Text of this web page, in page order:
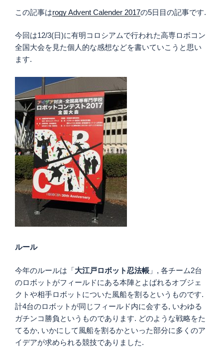
この記事はrogy Advent Calender 2017の5日目の記事です.
今回は12/3(日)に有明コロシアムで行われた高専ロボコン
全国大会を見た個人的な感想などを書いていこうと思い
ます.
ルール
今年のルールは「大江戸ロボット忍法帳 」, 各チーム2台
のロボットがフィールドにある本陣とよばれるオブジェ
クトや相手ロボットについた風船を割るというものです.
計4台のロボットが同じフィールド内に会する, いわゆる
ガチンコ勝負というものであります. どのような戦略をた
てるか, いかにして風船を割るかといった部分に多くのア
イデアが求められる競技でありました.